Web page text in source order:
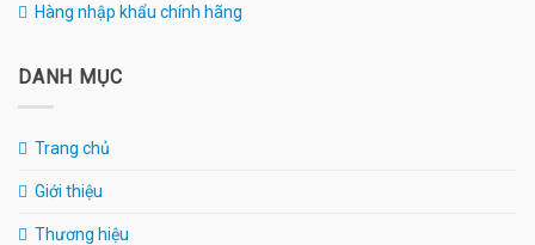
Hàng nhập khẩu chính hãng
DANH MỤC
Trang chủ
Giới thiệu
Thương hiệu